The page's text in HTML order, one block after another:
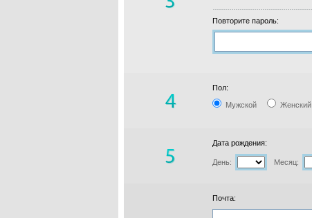
Повторите пароль:
Пол:
Мужской Женский
Дата рождения:
День: Месяц:
Почта: